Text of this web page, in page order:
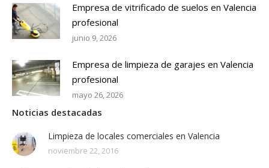
Empresa de vitrificado de suelos en Valencia
profesional
junio 9, 2026
Empresa de limpieza de garajes en Valencia
profesional
mayo 26, 2026
Noticias destacadas
Limpieza de locales comerciales en Valencia
noviembre 22, 2016